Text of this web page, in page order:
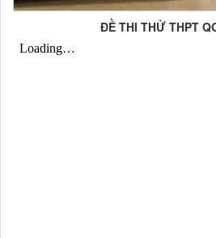
ĐỀ THI THỬ THPT